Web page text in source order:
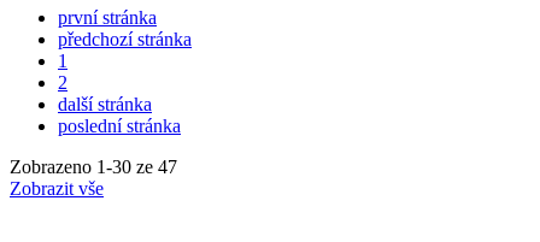
první stránka
předchozí stránka
1
2
další stránka
poslední stránka
Zobrazeno 1-30 ze 47
Zobrazit vše